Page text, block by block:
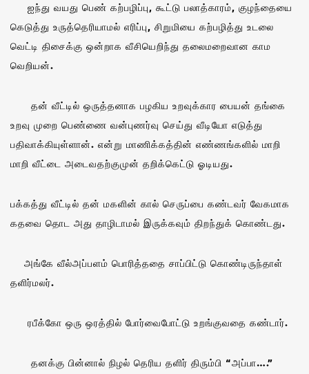
ஐந்து வயது பெண் கற்பழிப்பு, கூட்டு பலாத்காரம், குழந்தையை
கெடுத்து உருத்தெரியாமல் எரிப்பு, சிறுமியை கற்பழித்து உடலை
வெட்டி திசைக்கு ஒன்றாக வீசியெறிந்து தலைமறைவான காம
வெறியன்.
தன் வீட்டில் ஒருத்தனாக பழகிய உறவுக்கார பையன் தங்கை
உறவு முறை பெண்ணை வன்புணர்வு செய்து வீடியோ எடுத்து
பதிவாக்கியுள்ளான். என்று மாணிக்கத்தின் எண்ணங்களில் மாறி
மாறி வீட்டை அடைவதற்குமுன் தறிக்கெட்டு ஓடியது.
பக்கத்து வீட்டில் தன் மகளின் கால் செருப்பை கண்டவர் வேகமாக
கதவை தொட அது தாழிடாமல் இருக்கவும் திறந்துக் கொண்டது.
அங்கே வீல்அப்பளம் பொரித்ததை சாப்பிட்டு கொண்டிருந்தாள்
தளிர்மலர்.
ரபீக்கோ ஒரு ஒரத்தில் போர்வைபோட்டு உறங்குவதை கண்டார்.
தனக்கு பின்னால் நிழல் தெரிய தளிர் திரும்பி “அப்பா….”